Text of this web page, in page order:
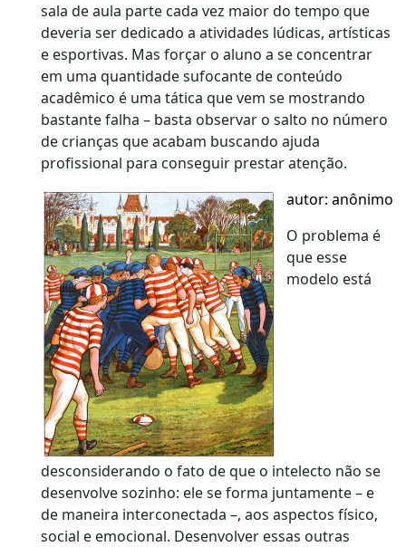
sala de aula parte cada vez maior do tempo que
deveria ser dedicado a atividades lúdicas, artísticas
e esportivas. Mas forçar o aluno a se concentrar
em uma quantidade sufocante de conteúdo
acadêmico é uma tática que vem se mostrando
bastante falha – basta observar o salto no número
de crianças que acabam buscando ajuda
profissional para conseguir prestar atenção.
autor: anônimo
O problema é
que esse
modelo está
desconsiderando o fato de que o intelecto não se
desenvolve sozinho: ele se forma juntamente – e
de maneira interconectada –, aos aspectos físico,
social e emocional. Desenvolver essas outras